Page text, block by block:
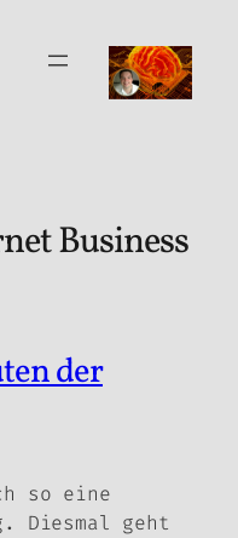
Business
der
so eine
Diesmal geht